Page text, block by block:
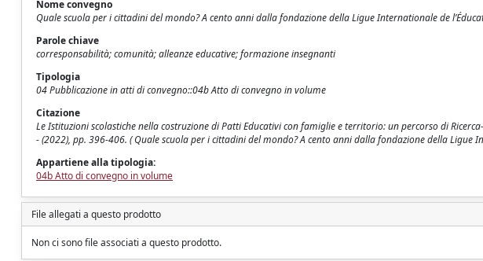
Nome convegno
Quale scuola per i cittadini del mondo? A cento anni dalla fondazione della Ligue Internationale de
Parole chiave
corresponsabilità; comunità; alleanze educative; formazione insegnanti
Tipologia
04 Pubblicazione in atti di convegno::04b Atto di convegno in volume
Citazione
Le Istituzioni scolastiche nella costruzione di Patti Educativi con famiglie e territorio: un percorso di
- (2022), pp. 396-406. ( Quale scuola per i cittadini del mondo? A cento anni dalla fondazione della Ligue
Appartiene alla tipologia:
04b Atto di convegno in volume
File allegati a questo prodotto
Non ci sono file associati a questo prodotto.